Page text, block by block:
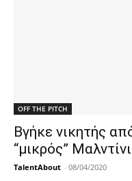
OFF THE PITCH
Βγήκε νικητής
“μικρός”
TalentAbout - 08/04/2020